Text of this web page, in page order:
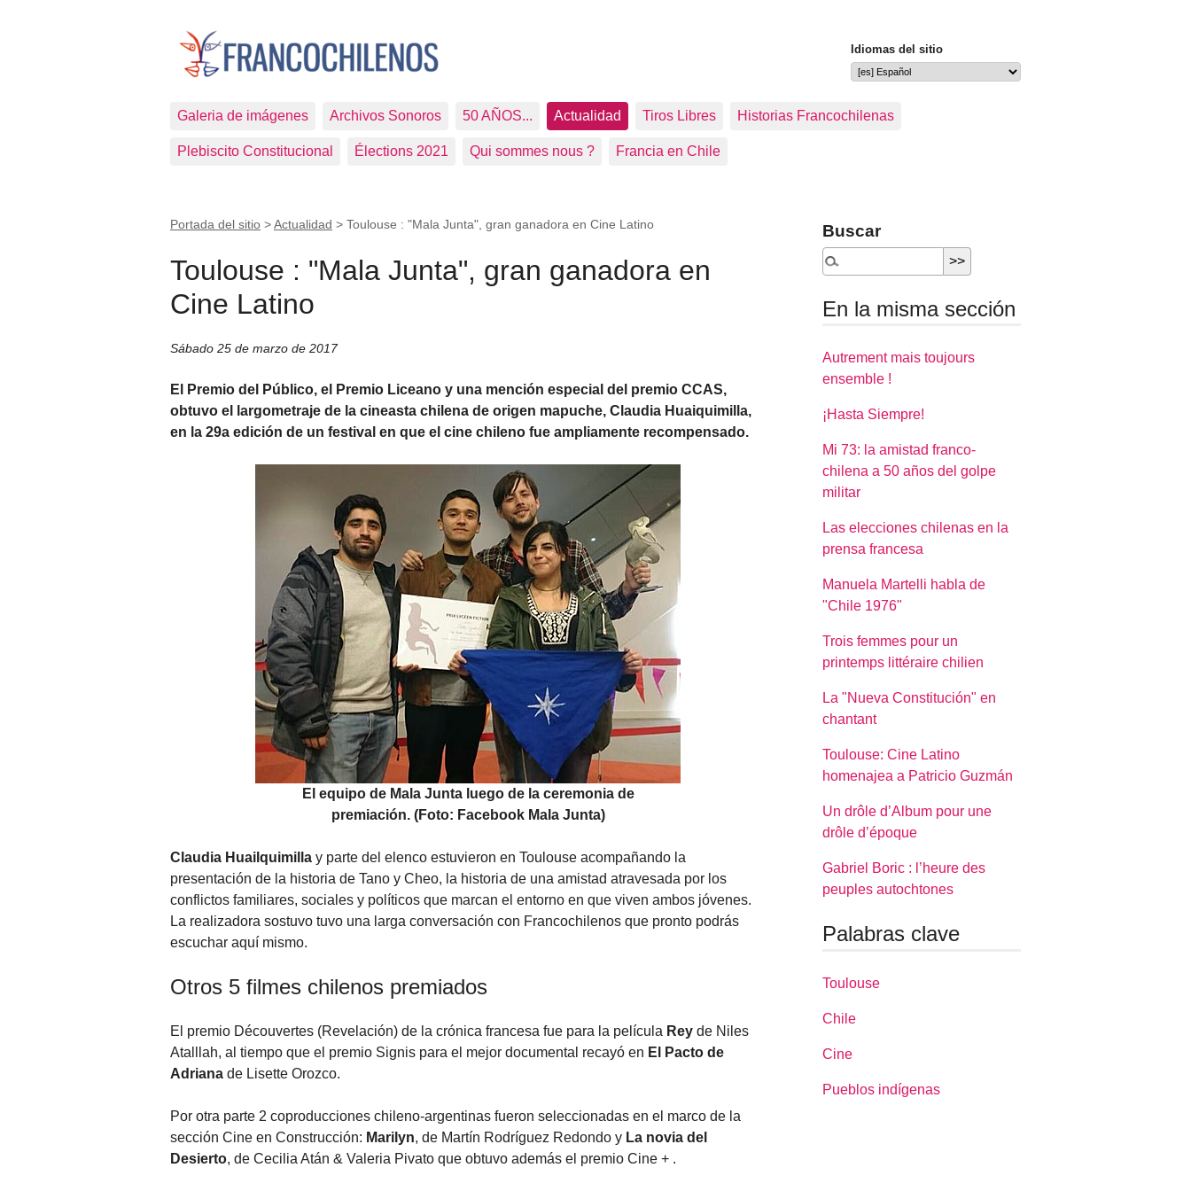
Idiomas del sitio
Galeria de imágenes Archivos Sonoros 50 AÑOS... Actualidad Tiros Libres Historias Francochilenas
Plebiscito Constitucional Élections 2021 Qui sommes nous ? Francia en Chile
Portada del sitio >Actualidad > Toulouse : "Mala Junta", gran ganadora en Cine Latino
Toulouse : "Mala Junta", gran ganadora en
Cine Latino
Sábado 25 de marzo de 2017
El Premio del Público, el Premio Liceano y una mención especial del premio CCAS,
obtuvo el largometraje de la cineasta chilena de origen mapuche, Claudia Huaiquimilla,
en la 29a edición de un festival en que el cine chileno fue ampliamente recompensado.
El equipo de Mala Junta luego de la ceremonia de
premiación. (Foto: Facebook Mala Junta)
Claudia Huailquimilla y parte del elenco estuvieron en Toulouse acompañando la
presentación de la historia de Tano y Cheo, la historia de una amistad atravesada por los
conflictos familiares, sociales y políticos que marcan el entorno en que viven ambos jóvenes.
La realizadora sostuvo tuvo una larga conversación con Francochilenos que pronto podrás
escuchar aquí mismo.
Otros 5 filmes chilenos premiados
El premio Découvertes (Revelación) de la crónica francesa fue para la película Rey de Niles
Atalllah, al tiempo que el premio Signis para el mejor documental recayó en El Pacto de
Adriana de Lisette Orozco.
Por otra parte 2 coproducciones chileno-argentinas fueron seleccionadas en el marco de la
sección Cine en Construcción: Marilyn, de Martín Rodríguez Redondo y La novia del
Desierto, de Cecilia Atán & Valeria Pivato que obtuvo además el premio Cine + .
Buscar
En la misma sección
Autrement mais toujours
ensemble !
¡Hasta Siempre!
Mi 73: la amistad franco-
chilena a 50 años del golpe
militar
Las elecciones chilenas en la
prensa francesa
Manuela Martelli habla de
"Chile 1976"
Trois femmes pour un
printemps littéraire chilien
La "Nueva Constitución" en
chantant
Toulouse: Cine Latino
homenajea a Patricio Guzmán
Un drôle d’Album pour une
drôle d’époque
Gabriel Boric : l’heure des
peuples autochtones
Palabras clave
Toulouse
Chile
Cine
Pueblos indígenas